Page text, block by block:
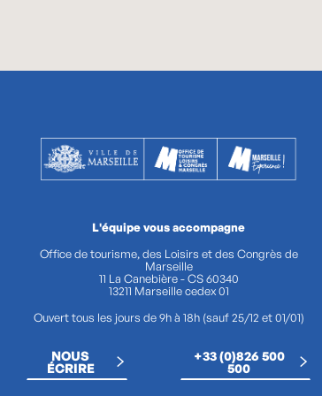
L'équipe vous accompagne
Office de tourisme, des Loisirs et des Congrès de
Marseille
11 La Canebière - CS 60340
13211 Marseille cedex 01
Ouvert tous les jours de 9h à 18h (sauf 25/12 et 01/01)
NOUS
ÉCRIRE
+33 (0)826 500
500